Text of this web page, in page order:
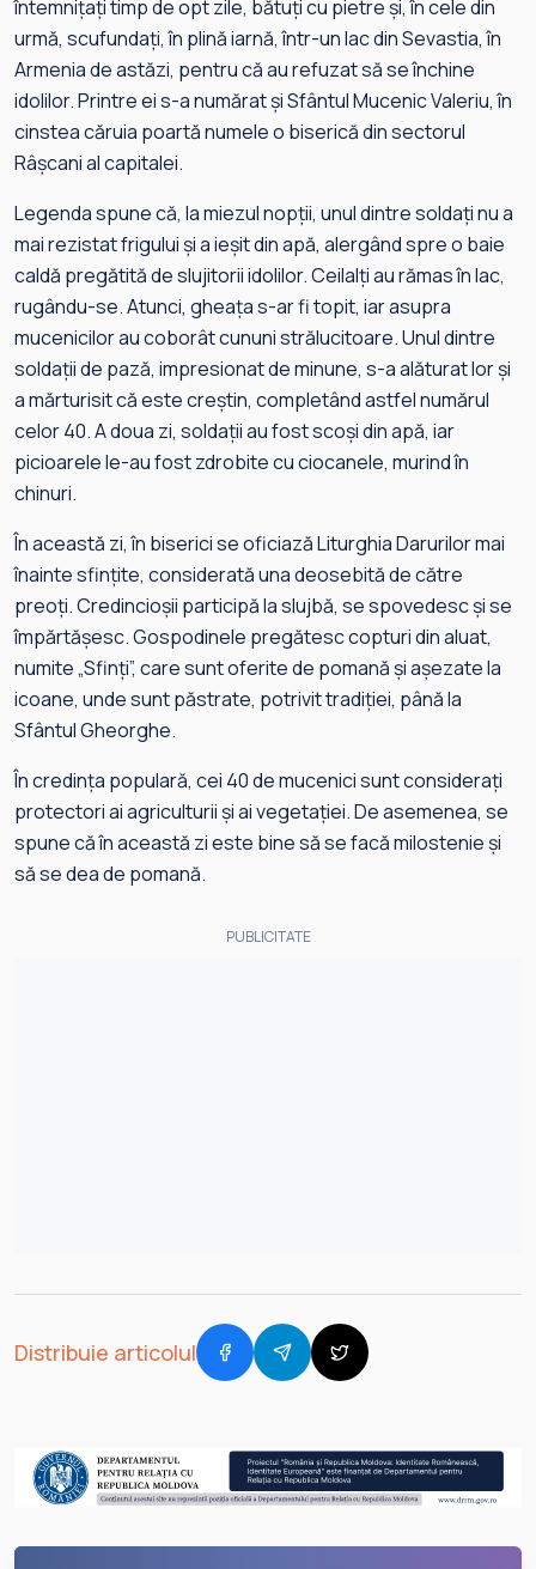
întemnițați timp de opt zile, bătuți cu pietre și, în cele din
urmă, scufundați, în plină iarnă, într-un lac din Sevastia, în
Armenia de astăzi, pentru că au refuzat să se închine
idolilor. Printre ei s-a numărat și Sfântul Mucenic Valeriu, în
cinstea căruia poartă numele o biserică din sectorul
Râșcani al capitalei.
Legenda spune că, la miezul nopții, unul dintre soldați nu a
mai rezistat frigului și a ieșit din apă, alergând spre o baie
caldă pregătită de slujitorii idolilor. Ceilalți au rămas în lac,
rugându-se. Atunci, gheața s-ar fi topit, iar asupra
mucenicilor au coborât cununi strălucitoare. Unul dintre
soldații de pază, impresionat de minune, s-a alăturat lor și
a mărturisit că este creștin, completând astfel numărul
celor 40. A doua zi, soldații au fost scoși din apă, iar
picioarele le-au fost zdrobite cu ciocanele, murind în
chinuri.
În această zi, în biserici se oficiază Liturghia Darurilor mai
înainte sfințite, considerată una deosebită de către
preoți. Credincioșii participă la slujbă, se spovedesc și se
împărtășesc. Gospodinele pregătesc copturi din aluat,
numite „Sfinți”, care sunt oferite de pomană și așezate la
icoane, unde sunt păstrate, potrivit tradiției, până la
Sfântul Gheorghe.
În credința populară, cei 40 de mucenici sunt considerați
protectori ai agriculturii și ai vegetației. De asemenea, se
spune că în această zi este bine să se facă milostenie și
să se dea de pomană.
PUBLICITATE
Distribuie articolul